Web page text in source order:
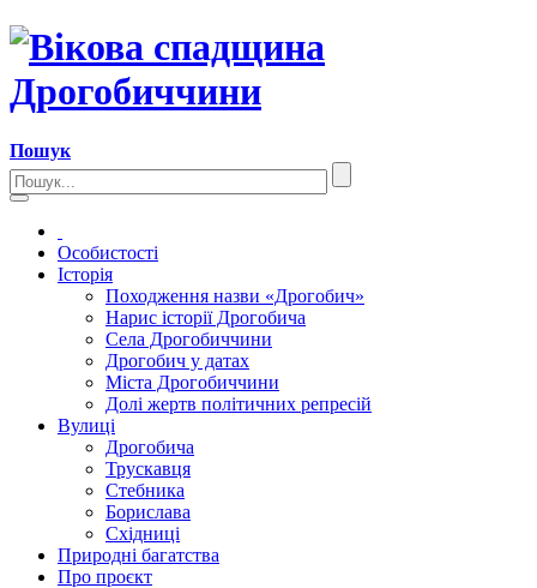
Пошук
Особистості
Історія
Походження назви «Дрогобич»
Нарис історії Дрогобича
Села Дрогобиччини
Дрогобич у датах
Міста Дрогобиччини
Долі жертв політичних репресій
Вулиці
Дрогобича
Трускавця
Стебника
Борислава
Східниці
Природні багатства
Про проєкт